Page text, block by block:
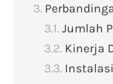
Jumlah
Kinerja